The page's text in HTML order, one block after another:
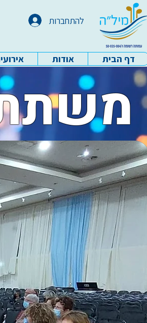
להתחברות
עמותת מיל"ה - דף הביתדף הבית אודות